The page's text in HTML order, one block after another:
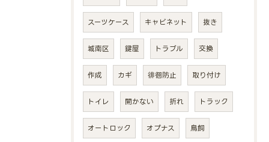
スーツケース キャビネット 抜き
城南区 鍵屋 トラブル 交換
作成 カギ 徘徊防止 取り付け
トイレ 開かない 折れ トラック
オートロック オプナス 鳥飼